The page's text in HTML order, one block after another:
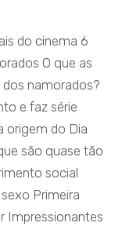
do cinema 6
O que as
dos namorados?
e faz série
origem do Dia
são quase tão
social
Primeira
Impressionantes